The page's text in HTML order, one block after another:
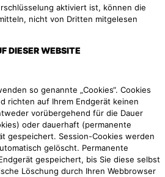
aktiviert ist, können die
nicht von Dritten mitgelesen
DIESER WEBSITE
so genannte „Cookies“. Cookies
richten auf Ihrem Endgerät keinen
vorübergehend für die Dauer
oder dauerhaft (permanente
gespeichert. Session-Cookies werden
gelöscht. Permanente
gespeichert, bis Sie diese selbst
Löschung durch Ihren Webbrowser